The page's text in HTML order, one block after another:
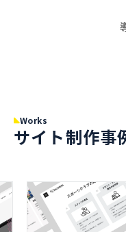
Works
サイト制作事